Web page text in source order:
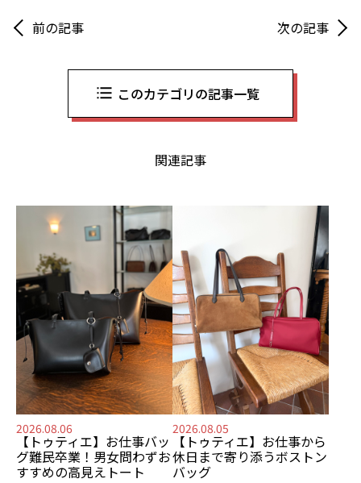
前の記事 次の記事
このカテゴリの記事一覧
関連記事
2026.08.06
【トゥティエ】 お仕事バッ
グ難民卒業！ 男女問わずお
すすめの高見えトート
2026.08.05
【トゥティエ】 お仕事から
休日まで寄り添うボストン
バッグ